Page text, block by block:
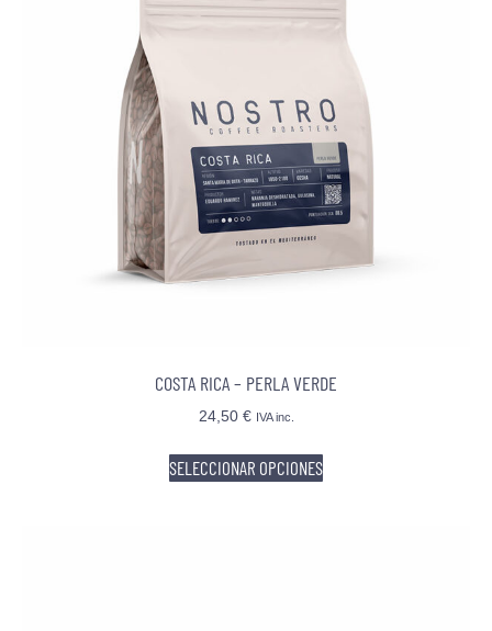
COSTA RICA – PERLA VERDE
24,50 € IVA inc.
SELECCIONAR OPCIONES